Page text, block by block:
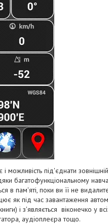
під'єднати
багатофункціональному
в пам'яті, поки ви її не
як під час завантаження
і з'являється віконечко у
аудіоплеєра тощо.